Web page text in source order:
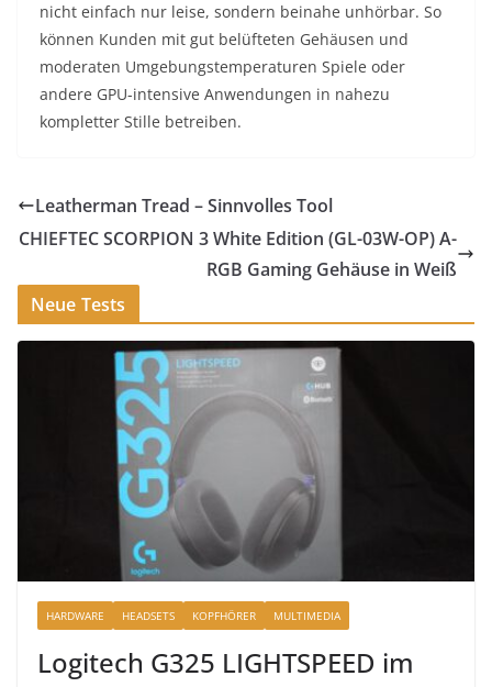
nicht einfach nur leise, sondern beinahe unhörbar. So
können Kunden mit gut belüfteten Gehäusen und
moderaten Umgebungstemperaturen Spiele oder
andere GPU-intensive Anwendungen in nahezu
kompletter Stille betreiben.
Leatherman Tread – Sinnvolles Tool
CHIEFTEC SCORPION 3 White Edition (GL-03W-OP) A-
RGB Gaming Gehäuse in Weiß
Neue Tests
HARDWARE HEADSETS KOPFHÖRER MULTIMEDIA
Logitech G325 LIGHTSPEED im